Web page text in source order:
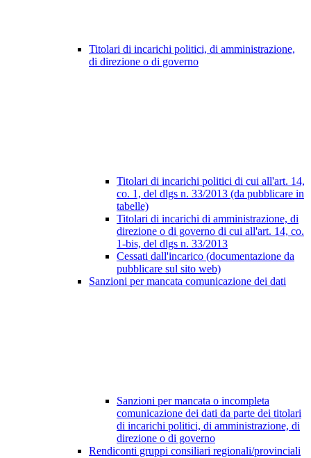
Titolari di incarichi politici, di amministrazione,
di direzione o di governo
Titolari di incarichi politici di cui all'art. 14,
co. 1, del dlgs n. 33/2013 (da pubblicare in
tabelle)
Titolari di incarichi di amministrazione, di
direzione o di governo di cui all'art. 14, co.
1-bis, del dlgs n. 33/2013
Cessati dall'incarico (documentazione da
pubblicare sul sito web)
Sanzioni per mancata comunicazione dei dati
Sanzioni per mancata o incompleta
comunicazione dei dati da parte dei titolari
di incarichi politici, di amministrazione, di
direzione o di governo
Rendiconti gruppi consiliari regionali/provinciali